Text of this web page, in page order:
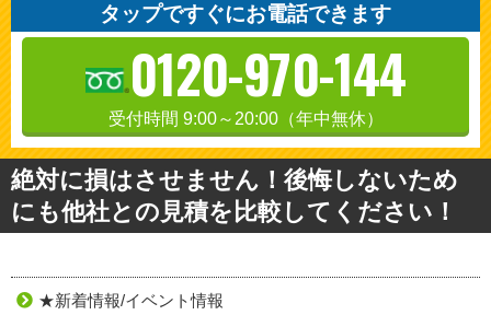
タップですぐにお電話できます
0120-970-144
受付時間 9:00～20:00（年中無休）
絶対に損はさせません！後悔しないため
にも他社との見積を比較してください！
★新着情報/イベント情報